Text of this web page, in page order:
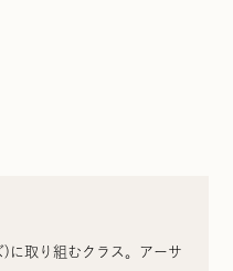
に取り組むクラス。アーサ